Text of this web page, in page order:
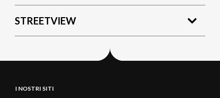
STREETVIEW
I NOSTRI SITI